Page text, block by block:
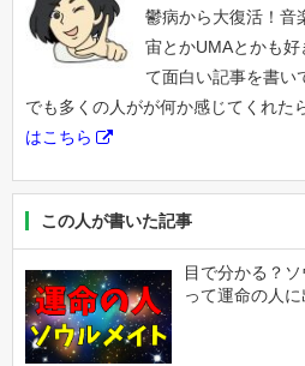
鬱病から大復活！音
宙とかUMAとかも
て面白い記事を書い
でも多くの人がが何か感じてくれた
はこちら
この人が書いた記事
目で分かる？
って運命の人に